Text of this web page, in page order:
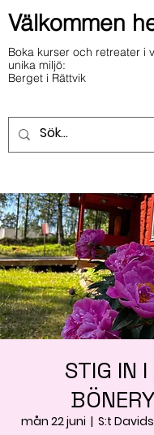
Välkommen
Boka kurser och retreater i
unika miljö:
Berget i Rättvik
STIG IN I
mån 22 juni
  |
S:t